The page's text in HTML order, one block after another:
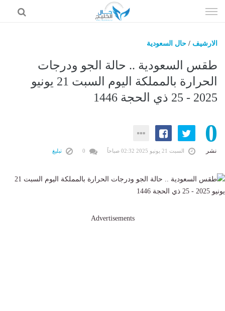
الى
الارشيف / حال السعودية
طقس السعودية .. حالة الجو ودرجات
الحرارة بالمملكة اليوم السبت 21 يونيو
2025 - 25 ذي الحجة 1446
0
نشر السبت 21 يونيو 2025 02:32 صباحاً تبليغ
Advertisements
حال السعودية
حال الإمارات